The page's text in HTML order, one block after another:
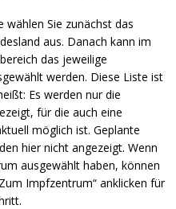
wählen Sie zunächst das
aus. Danach kann im
das jeweilige
werden. Diese Liste ist
Es werden nur die
für die auch eine
möglich ist. Geplante
hier nicht angezeigt. Wenn
ausgewählt haben, können
Impfzentrum“ anklicken für